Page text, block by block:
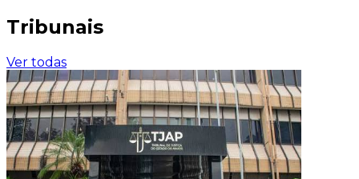
Tribunais
Ver todas